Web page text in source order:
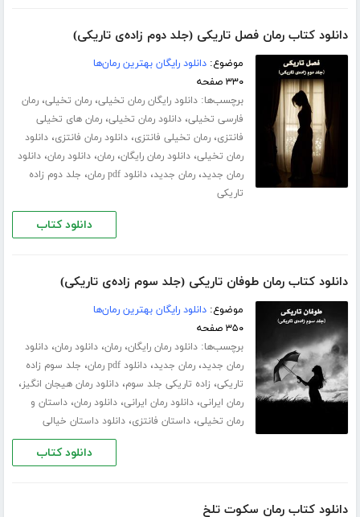
دانلود کتاب رمان فصل تاریکی (جلد دوم زاده‌ی تاریکی)
موضوع:دانلود رایگان بهترین رمان‌ها
۳۳۰ صفحه
برچسب‌ها:دانلود رایگان رمان تخیلی،رمان تخیلی،رمان
فارسی تخیلی،دانلود رمان تخیلی،رمان های تخیلی
فانتزی،رمان تخیلی فانتزی،دانلود رمان فانتزی،دانلود
رمان تخیلی،دانلود رمان رایگان،رمان،دانلود رمان،دانلود
رمان جدید،رمان جدید،دانلود pdf رمان ، جلد دوم زاده
تاریکی
دانلود کتاب
دانلود کتاب رمان طوفان تاریکی (جلد سوم زاده‌ی تاریکی)
موضوع:دانلود رایگان بهترین رمان‌ها
۳۵۰ صفحه
برچسب‌ها:دانلود رمان رایگان،رمان،دانلود رمان،دانلود
رمان جدید،رمان جدید،دانلود pdf رمان ، جلد سوم زاده
تاریکی، زاده تاریکی جلد سوم،دانلود رمان هیجان انگیز،
رمان ایرانی،دانلود رمان ایرانی،دانلود رمان،داستان و
رمان تخیلی،داستان فانتزی،دانلود داستان خیالی
دانلود کتاب
دانلود کتاب رمان سکوت تلخ